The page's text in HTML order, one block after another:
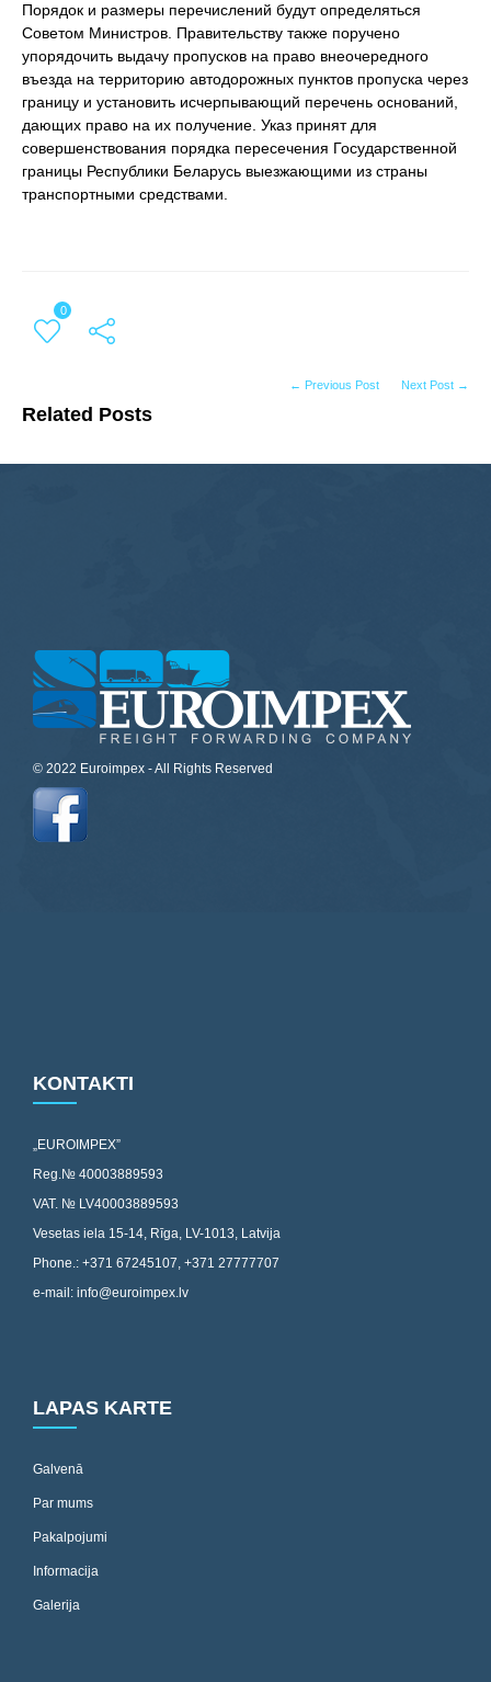
Порядок и размеры перечислений будут определяться
Советом Министров. Правительству также поручено
упорядочить выдачу пропусков на право внеочередного
въезда на территорию автодорожных пунктов пропуска через
границу и установить исчерпывающий перечень оснований,
дающих право на их получение. Указ принят для
совершенствования порядка пересечения Государственной
границы Республики Беларусь выезжающими из страны
транспортными средствами.
0
Related Posts
← Previous Post Next Post →
© 2022 Euroimpex - All Rights Reserved
KONTAKTI
„EUROIMPEX”
Reg.№ 40003889593
VAT. № LV40003889593
Vesetas iela 15-14, Rīga, LV-1013, Latvija
Phone.: +371 67245107, +371 27777707
e-mail: info@euroimpex.lv
LAPAS KARTE
Galvenā
Par mums
Pakalpojumi
Informacija
Galerija